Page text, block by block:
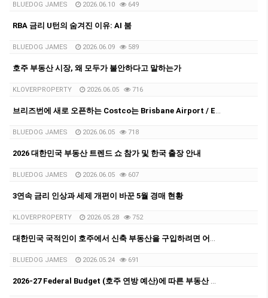
BLUEDOG JAMES 2026.06.10 649
RBA 금리 U턴의 숨겨진 이유: AI 붐
BLUEDOG JAMES 2026.06.09 589
호주 부동산 시장, 왜 모두가 불안하다고 말하는가
KLOVERPROPERTY 2026.06.05 716
브리즈번에 새로 오픈하는 Costco는 Brisbane Airport / Eagle Farm 지역입니다.
BLUEDOG JAMES 2026.06.05 718
2026 대한민국 부동산 트렌드 쇼 참가 및 한국 출장 안내
BLUEDOG JAMES 2026.06.05 607
3연속 금리 인상과 세제 개편이 바꾼 5월 경매 현황
KLOVERPROPERTY 2026.05.28 752
대한민국 국적인이 호주에서 신축 부동산을 구입하려면 어떤 절차로 진행될까요?
BLUEDOG JAMES 2026.05.24 691
2026-27 Federal Budget (호주 연방 예산)에 따른 부동산 전망과 영향